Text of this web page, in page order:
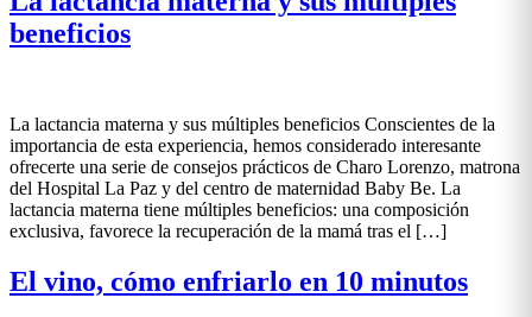
beneficios
La lactancia materna y sus múltiples beneficios Conscientes de la
importancia de esta experiencia, hemos considerado interesante
ofrecerte una serie de consejos prácticos de Charo Lorenzo, matrona
del Hospital La Paz y del centro de maternidad Baby Be. La
lactancia materna tiene múltiples beneficios: una composición
exclusiva, favorece la recuperación de la mamá tras el […]
El vino, cómo enfriarlo en 10 minutos